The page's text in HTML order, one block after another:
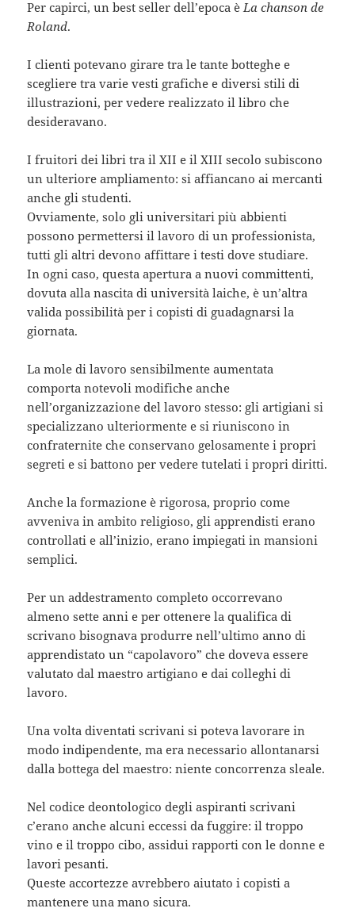
Per capirci, un best seller dell’epoca èLa chanson de
Roland.
I clienti potevano girare tra le tante botteghe e
scegliere tra varie vesti grafiche e diversi stili di
illustrazioni, per vedere realizzato il libro che
desideravano.
I fruitori dei libri tra il XII e il XIII secolo subiscono
un ulteriore ampliamento: si affiancano ai mercanti
anche gli studenti.
Ovviamente, solo gli universitari più abbienti
possono permettersi il lavoro di un professionista,
tutti gli altri devono affittare i testi dove studiare.
In ogni caso, questa apertura a nuovi committenti,
dovuta alla nascita di università laiche, è un’altra
valida possibilità per i copisti di guadagnarsi la
giornata.
La mole di lavoro sensibilmente aumentata
comporta notevoli modifiche anche
nell’organizzazione del lavoro stesso: gli artigiani si
specializzano ulteriormente e si riuniscono in
confraternite che conservano gelosamente i propri
segreti e si battono per vedere tutelati i propri diritti.
Anche la formazione è rigorosa, proprio come
avveniva in ambito religioso, gli apprendisti erano
controllati e all’inizio, erano impiegati in mansioni
semplici.
Per un addestramento completo occorrevano
almeno sette anni e per ottenere la qualifica di
scrivano bisognava produrre nell’ultimo anno di
apprendistato un “capolavoro” che doveva essere
valutato dal maestro artigiano e dai colleghi di
lavoro.
Una volta diventati scrivani si poteva lavorare in
modo indipendente, ma era necessario allontanarsi
dalla bottega del maestro: niente concorrenza sleale.
Nel codice deontologico degli aspiranti scrivani
c’erano anche alcuni eccessi da fuggire: il troppo
vino e il troppo cibo, assidui rapporti con le donne e
lavori pesanti.
Queste accortezze avrebbero aiutato i copisti a
mantenere una mano sicura.